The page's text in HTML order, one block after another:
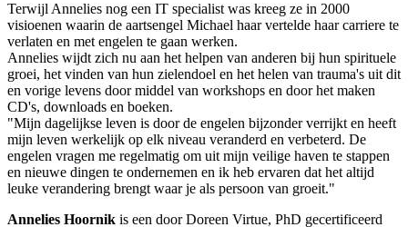
Terwijl Annelies nog een IT specialist was kreeg ze in 2000
visioenen waarin de aartsengel Michael haar vertelde haar carriere te
verlaten en met engelen te gaan werken.
Annelies wijdt zich nu aan het helpen van anderen bij hun spirituele
groei, het vinden van hun zielendoel en het helen van trauma's uit dit
en vorige levens door middel van workshops en door het maken
CD's, downloads en boeken.
"Mijn dagelijkse leven is door de engelen bijzonder verrijkt en heeft
mijn leven werkelijk op elk niveau veranderd en verbeterd. De
engelen vragen me regelmatig om uit mijn veilige haven te stappen
en nieuwe dingen te ondernemen en ik heb ervaren dat het altijd
leuke verandering brengt waar je als persoon van groeit."
Annelies Hoornik is een door Doreen Virtue, PhD gecertificeerd